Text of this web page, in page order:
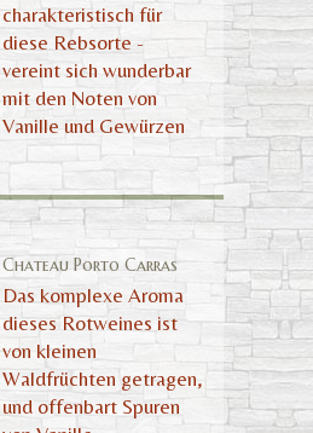
charakteristisch für
diese Rebsorte -
vereint sich wunderbar
mit den Noten von
Vanille und Gewürzen
Chateau Porto Carras
Das komplexe Aroma
dieses Rotweines ist
von kleinen
Waldfrüchten getragen,
und offenbart Spuren